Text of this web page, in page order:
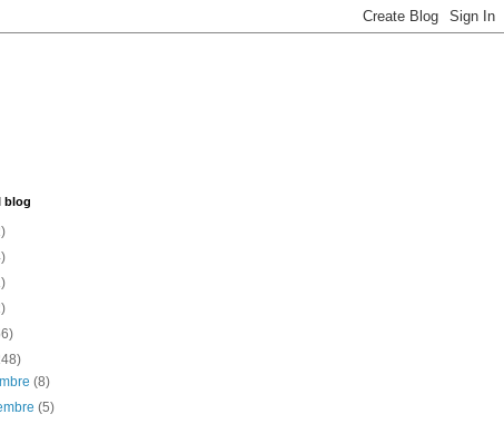
blog
(8)
(5)